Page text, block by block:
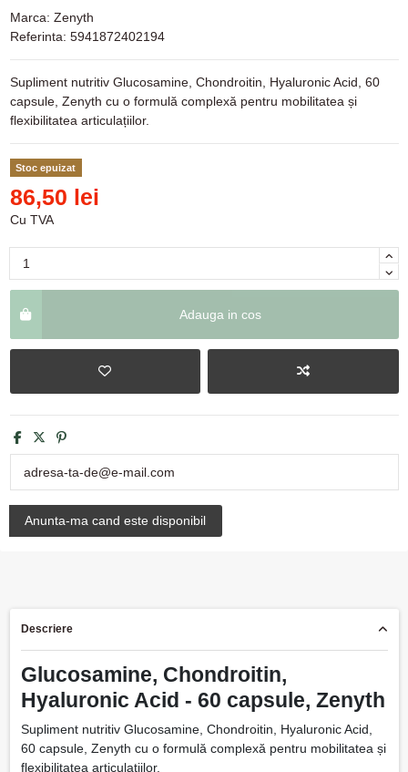
Marca: Zenyth
Referinta: 5941872402194
Supliment nutritiv Glucosamine, Chondroitin, Hyaluronic Acid, 60
capsule, Zenyth cu o formulă complexă pentru mobilitatea și
flexibilitatea articulațiilor.
Stoc epuizat
86,50 lei
Cu TVA
Adauga in cos
Descriere
Glucosamine, Chondroitin,
Hyaluronic Acid - 60 capsule, Zenyth
Supliment nutritiv Glucosamine, Chondroitin, Hyaluronic Acid,
60 capsule, Zenyth cu o formulă complexă pentru mobilitatea și
flexibilitatea articulațiilor.